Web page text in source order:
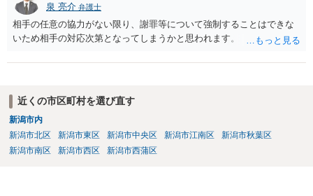
泉 亮介 弁護士
相手の任意の協力がない限り、謝罪等について強制することはできな
いため相手の対応次第となってしまうかと思われます。
近くの市区町村を選び直す
新潟市内
新潟市北区
新潟市東区 新潟市中央区 新潟市江南区
新潟市秋葉区
新潟市南区
新潟市西区 新潟市西蒲区